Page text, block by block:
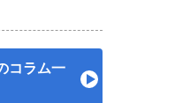
コラム一